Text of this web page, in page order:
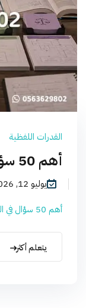
القدرات اللفظية
أهم 50 سؤال في القدرات اللفظية
يوليو 12, 2026
أهم 50 سؤال في القدرات اللفظية تدرب على أهم 50...
يتعلم أكثر